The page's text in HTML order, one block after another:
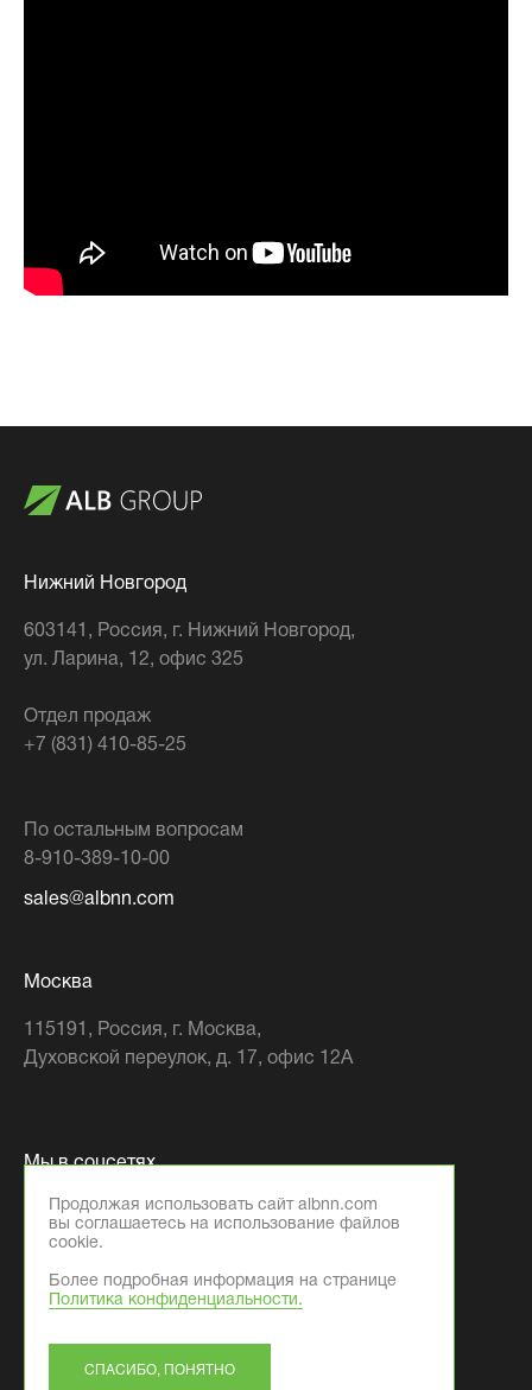
Продолжая использовать сайт albnn.com
вы соглашаетесь на использование файлов
cookie.
Более подробная информация на странице
Политика конфиденциальности.
СПАСИБО, ПОНЯТНО
Нижний Новгород
603141 , Россия, г. Нижний Новгород,
ул. Ларина, 12, офис 325
Отдел продаж
+7 (831) 410-85-25
По остальным вопросам
8-910-389-10-00
sales@albnn.com
Москва
115191 , Россия, г. Москва,
Духовской переулок, д. 17, офис 12А
Мы в соцсетях
© 2026 Компания ООО «АЛБ Фэктори»
ИНН: 5261109379